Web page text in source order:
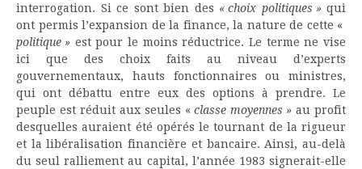
interrogation. Si ce sont bien des « choix politiques »qui
ont permis l’expansion de la finance, la nature de cette «
politique » est pour le moins réductrice. Le terme ne vise
ici que des choix faits au niveau d’experts
gouvernementaux, hauts fonctionnaires ou ministres,
qui ont débattu entre eux des options à prendre. Le
peuple est réduit aux seules « classe moyennes » au profit
desquelles auraient été opérés le tournant de la rigueur
et la libéralisation financière et bancaire. Ainsi, au-delà
du seul ralliement au capital, l’année 1983 signerait-elle